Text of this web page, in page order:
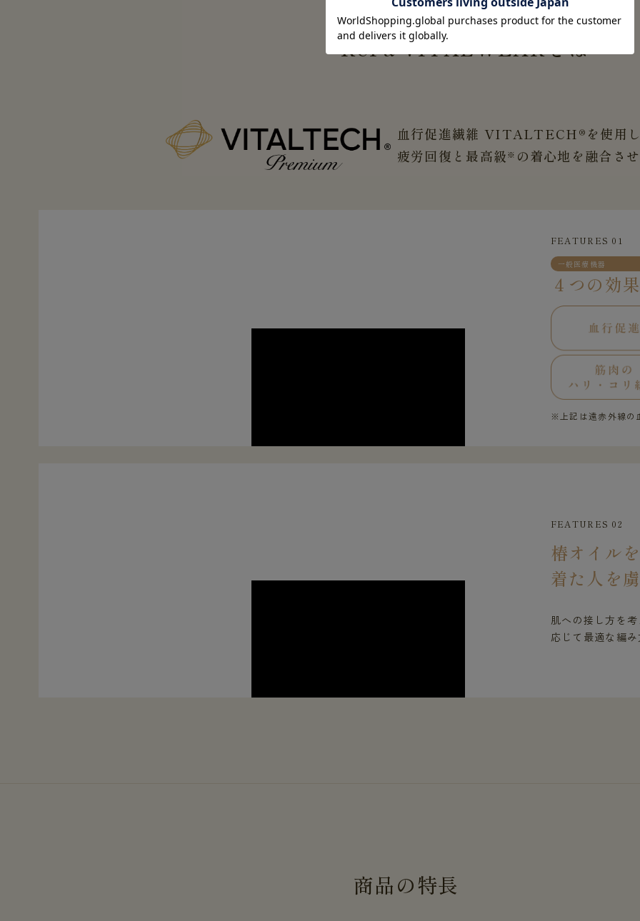
ReFaVITALWEARとは
血行促進繊維 VITALTECH®を使用
疲労回復と最高級※ の着心地を融合さ
FEATURES 01
一般医療機器
４つの効
※上記は遠赤外線の
FEATURES 02
椿オイル
着た人を
肌への接し方を
応じて最適な編
商品の特長